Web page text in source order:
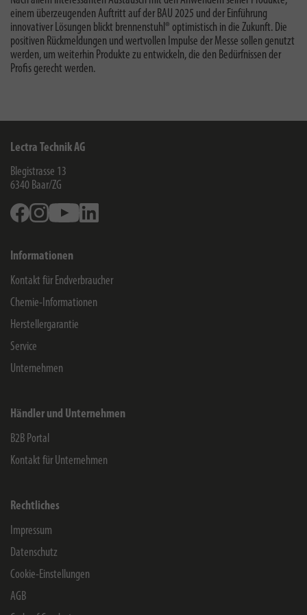
einem überzeugenden Auftritt auf der BAU 2025 und der Einführung
innovativer Lösungen blickt brennenstuhl® optimistisch in die Zukunft. Die
positiven Rückmeldungen und wertvollen Impulse der Messe sollen genutzt
werden, um weiterhin Produkte zu entwickeln, die den Bedürfnissen der
Profis gerecht werden.
Lectra Technik AG
Blegistrasse 13
6340 Baar/ZG
FacebookInstagramYoutube
Informationen
Kontakt für Endverbraucher
Chemie-Informationen
Herstellergarantie
Service
Unternehmen
Händler und Unternehmen
B2B Portal
Kontakt für Unternehmen
Rechtliches
Impressum
Datenschutz
Cookie-Einstellungen
AGB